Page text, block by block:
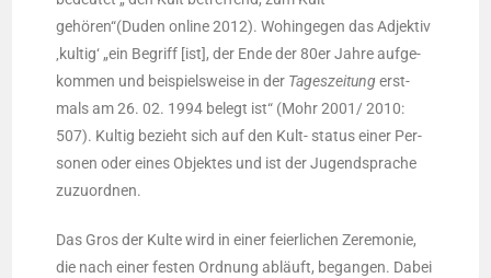
gehören“(Duden online 2012). Wohin­ge­gen das Adjek­tiv
‚kul­tig‘ „ein Begriff [ist], der Ende der 80er Jah­re auf­ge­
kom­men und bei­spiels­wei­se in der Tages­zei­tungerst­
mals am 26. 02. 1994 belegt ist“ (Mohr 2001/ 2010:
507). Kul­tig bezieht sich auf den Kult- sta­tus einer Per­
so­nen oder eines Objek­tes und ist der Jugend­spra­che
zuzuordnen.
Das Gros der Kul­te wird in einer fei­er­li­chen Zere­mo­nie,
die nach einer fes­ten Ord­nung abläuft, began­gen. Dabei